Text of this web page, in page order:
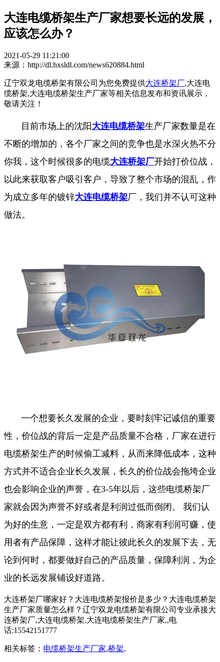
大连电缆桥架生产厂家想要长远的发展，
应该怎么办？
2021-05-29 11:21:00
来源：http://dl.hxsldl.com/news620884.html
辽宁双龙电缆桥架有限公司为您免费提供大连桥架厂,大连电
缆桥架,大连电缆桥架生产厂家等相关信息发布和资讯展示，
敬请关注！
目前市场上的沈阳大连电缆桥架生产厂家数量是在
不断的增加的，各个厂家之间的竞争也是水深火热不分
你我，这个时候很多的电缆大连桥架厂开始打价位战，
以此来获取客户吸引客户，导致了整个市场的混乱，作
为成立多年的镀锌大连电缆桥架厂，我们并不认可这种
做法。
一个想要长久发展的企业，要时刻牢记诚信的重要
性，价位战的背后一定是产品质量不合格，厂家在进行
电缆桥架生产的时候偷工减料，从而来降低成本，这种
方式并不适合企业长久发展，长久的价位战会拖垮企业
也会影响企业的声誉，在3-5年以后，这些电缆桥架厂
家就会因为声誉不好或者是利润过低而倒闭。 我们认
为好的生意，一定是双方都有利，商家有利润可赚，使
用者有产品保障，这样才能让彼此长久的发展下去，无
论到何时，都要做好自己的产品质量，保障利润，为企
业的长远发展铺设好道路。
大连桥架厂哪家好？大连电缆桥架报价是多少？大连电缆桥架
生产厂家质量怎么样？辽宁双龙电缆桥架有限公司专业承接大
连桥架厂,大连电缆桥架,大连电缆桥架生产厂家,,电
话:15542151777
相关标签： 电缆桥架生产厂家,桥架,